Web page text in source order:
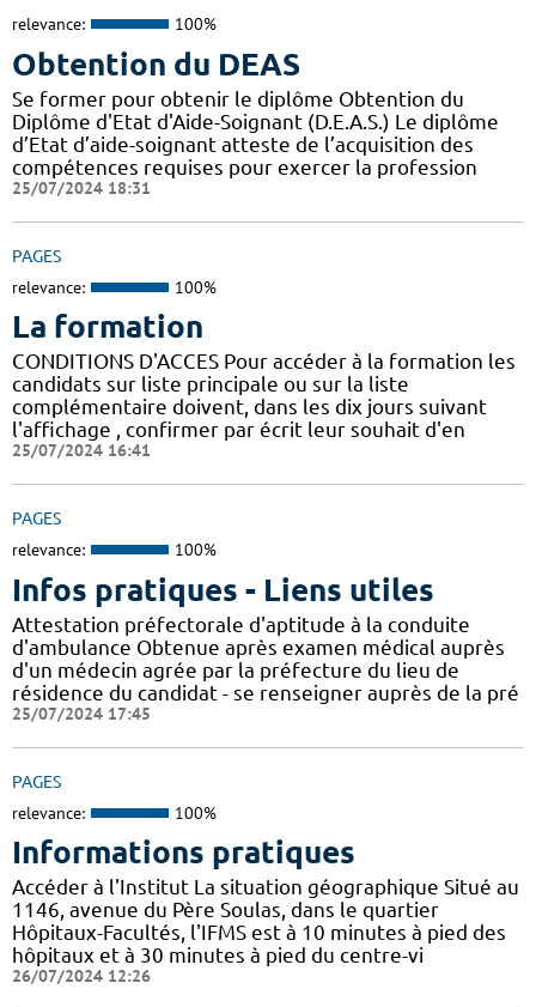
relevance: 100%
Obtention du DEAS
Se former pour obtenir le diplôme Obtention du
Diplôme d'Etat d'Aide-Soignant (D.E.A.S.) Le diplôme
d’Etat d’aide-soignant atteste de l’acquisition des
compétences requises pour exercer la profession
25/07/2024 18:31
PAGES
relevance: 100%
La formation
CONDITIONS D'ACCES Pour accéder à la formation les
candidats sur liste principale ou sur la liste
complémentaire doivent, dans les dix jours suivant
l'affichage , confirmer par écrit leur souhait d'en
25/07/2024 16:41
PAGES
relevance: 100%
Infos pratiques - Liens utiles
Attestation préfectorale d'aptitude à la conduite
d'ambulance Obtenue après examen médical auprès
d'un médecin agrée par la préfecture du lieu de
résidence du candidat - se renseigner auprès de la pré
25/07/2024 17:45
PAGES
relevance: 100%
Informations pratiques
Accéder à l'Institut La situation géographique Situé au
1146, avenue du Père Soulas, dans le quartier
Hôpitaux-Facultés, l'IFMS est à 10 minutes à pied des
hôpitaux et à 30 minutes à pied du centre-vi
26/07/2024 12:26